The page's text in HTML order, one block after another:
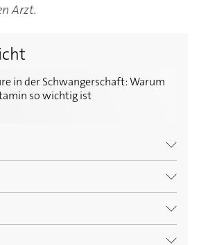
Arzt.
in der Schwangerschaft: Warum
so wichtig ist
Warum das
zum Augen-Vitamin
erkennen und beseitigen
Tocopherol als Beauty-